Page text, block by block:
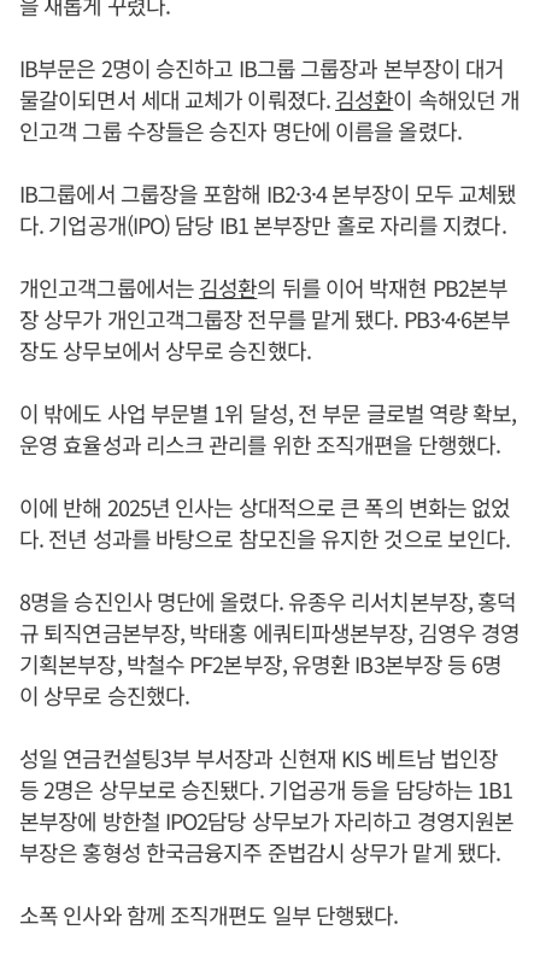
IB부문은 2명이 승진하고 IB그룹 그룹장과 본부장이 대거
물갈이되면서 세대 교체가 이뤄졌다.김성환이 속해있던 개
인고객 그룹 수장들은 승진자 명단에 이름을 올렸다.
IB그룹에서 그룹장을 포함해 IB2·3·4 본부장이 모두 교체됐
다. 기업공개(IPO) 담당 IB1 본부장만 홀로 자리를 지켰다.
개인고객그룹에서는김성환의 뒤를 이어 박재현 PB2본부
장 상무가 개인고객그룹장 전무를 맡게 됐다. PB3·4·6본부
장도 상무보에서 상무로 승진했다.
이 밖에도 사업 부문별 1위 달성, 전 부문 글로벌 역량 확보,
운영 효율성과 리스크 관리를 위한 조직개편을 단행했다.
이에 반해 2025년 인사는 상대적으로 큰 폭의 변화는 없었
다. 전년 성과를 바탕으로 참모진을 유지한 것으로 보인다.
8명을 승진인사 명단에 올렸다. 유종우 리서치본부장, 홍덕
규 퇴직연금본부장, 박태홍 에쿼티파생본부장, 김영우 경영
기획본부장, 박철수 PF2본부장, 유명환 IB3본부장 등 6명
이 상무로 승진했다.
성일 연금컨설팅3부 부서장과 신현재 KIS 베트남 법인장
등 2명은 상무보로 승진됐다. 기업공개 등을 담당하는 1B1
본부장에 방한철 IPO2담당 상무보가 자리하고 경영지원본
부장은 홍형성 한국금융지주 준법감시 상무가 맡게 됐다.
소폭 인사와 함께 조직개편도 일부 단행됐다.